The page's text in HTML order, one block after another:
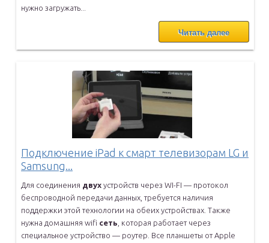
нужно загружать...
Читать далее
Подключение iPad к смарт телевизорам LG и
Samsung...
Для соединения двух устройств через WI-FI — протокол
беспроводной передачи данных, требуется наличия
поддержки этой технологии на обеих устройствах. Также
нужна домашняя wifi сеть , которая работает через
специальное устройство — роутер. Все планшеты от Apple